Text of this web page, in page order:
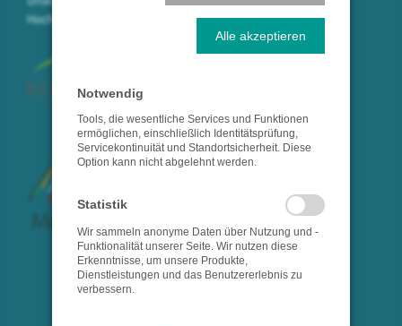
Hochrhein/Südschwarzwald.
Alle akzeptieren
Notwendig
Tools, die wesentliche Services und Funktionen
ermöglichen, einschließlich Identitätsprüfung,
Servicekontinuität und Standortsicherheit. Diese
Option kann nicht abgelehnt werden.
Statistik
Wir sammeln anonyme Daten über Nutzung und -
Funktionalität unserer Seite. Wir nutzen diese
Erkenntnisse, um unsere Produkte,
Dienstleistungen und das Benutzererlebnis zu
verbessern.